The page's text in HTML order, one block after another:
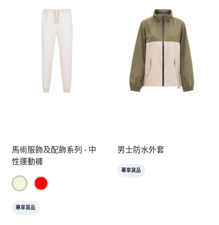
馬術服飾及配飾系列 - 中
性運動褲
專享貨品
男士防水外套
專享貨品